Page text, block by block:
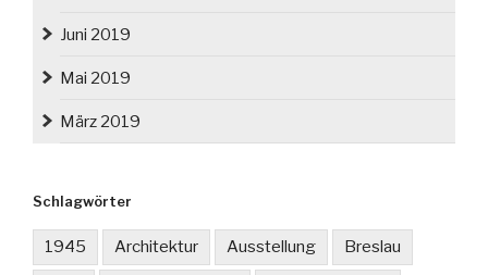
Juni 2019
Mai 2019
März 2019
Schlagwörter
1945 Architektur Ausstellung Breslau